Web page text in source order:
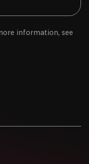
information, see